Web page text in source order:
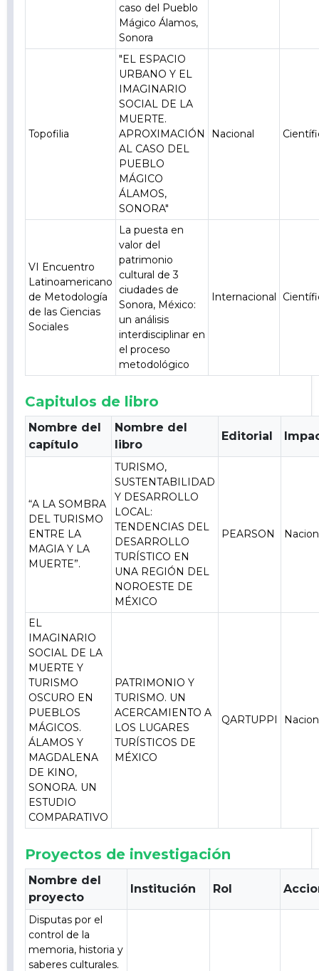
caso del Pueblo
Mágico Álamos,
Sonora
Topofilia
"EL ESPACIO
URBANO Y EL
IMAGINARIO
SOCIAL DE LA
MUERTE.
APROXIMACIÓN
AL CASO DEL
PUEBLO
MÁGICO
ÁLAMOS,
SONORA"
Nacional
VI Encuentro
Latinoamericano
de Metodología
de las Ciencias
Sociales
La puesta en
valor del
patrimonio
cultural de 3
ciudades de
Sonora, México:
un análisis
interdisciplinar en
el proceso
metodológico
Internacional
Capitulos de libro
Nombre del
capítulo
Nombre del
libro
Editorial
“A LA SOMBRA
DEL TURISMO
ENTRE LA
MAGIA Y LA
MUERTE”.
TURISMO,
SUSTENTABILIDAD
Y DESARROLLO
LOCAL:
TENDENCIAS DEL
DESARROLLO
TURÍSTICO EN
UNA REGIÓN DEL
NOROESTE DE
MÉXICO
PEARSON
EL
IMAGINARIO
SOCIAL DE LA
MUERTE Y
TURISMO
OSCURO EN
PUEBLOS
MÁGICOS.
ÁLAMOS Y
MAGDALENA
DE KINO,
SONORA. UN
ESTUDIO
COMPARATIVO
PATRIMONIO Y
TURISMO. UN
ACERCAMIENTO A
LOS LUGARES
TURÍSTICOS DE
MÉXICO
QARTUPPI
Proyectos de investigación
Nombre del
proyecto
Institución Rol
Disputas por el
control de la
memoria, historia y
saberes culturales.